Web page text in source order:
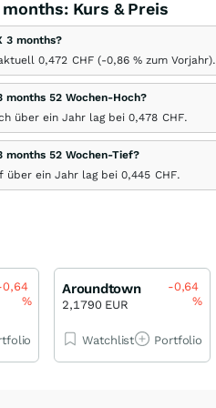
months: Kurs & Preis
3 months?
0,472 CHF (-0,86 % zum Vorjahr).
months 52 Wochen-Hoch?
über ein Jahr lag bei 0,478 CHF.
months 52 Wochen-Tief?
über ein Jahr lag bei 0,445 CHF.
%
Aroundtown
2,1790 EUR
-0,64
%
Watchlist Portfolio